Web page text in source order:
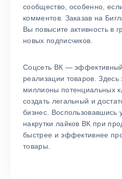
сообщество, особенно,
комментов. Заказав на
Вы повысите активность в
новых подписчиков.
Соцсеть ВК —
реализации товаров. Здесь
миллионы потенциальных
создать легальный и
бизнес. Воспользовавшись
накрутки лайков ВК при
быстрее и эффективнее
товары.